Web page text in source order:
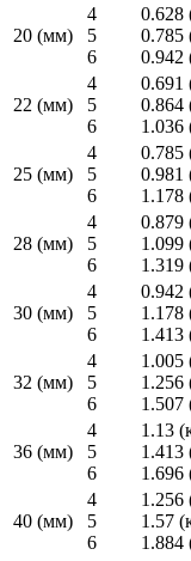
20 (мм)
4
5
6
0.628
0.785
0.942
22 (мм)
4
5
6
0.691
0.864
1.036
25 (мм)
4
5
6
0.785
0.981
1.178
28 (мм)
4
5
6
0.879
1.099
1.319
30 (мм)
4
5
6
0.942
1.178
1.413
32 (мм)
4
5
6
1.005
1.256
1.507
36 (мм)
4
5
6
1.13
1.413
1.696
40 (мм)
4
5
6
1.256
1.57
1.884